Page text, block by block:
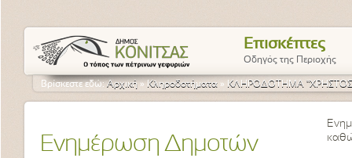
Επισκέπτες
Οδηγός της Περιοχής
Βρίσκεστε εδώ:Αρχική » Κληροδοτήματα » ΚΛΗΡΟΔΟΤΗΜΑ
Ενημέρωση Δημοτών